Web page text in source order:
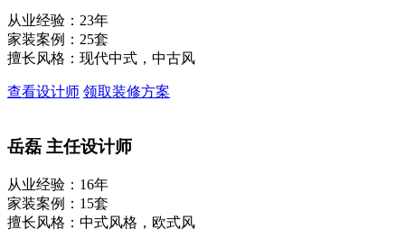
从业经验：23年
家装案例：25套
擅长风格：现代中式，中古风
查看设计师 领取装修方案
岳磊 主任设计师
从业经验：16年
家装案例：15套
擅长风格：中式风格，欧式风